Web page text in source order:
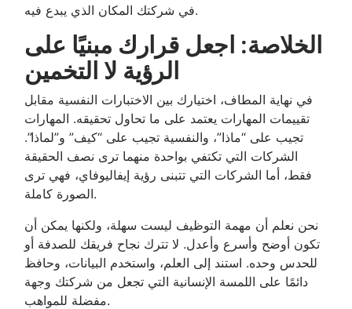
في شركتك المكان الذي يبدع فيه.
الخلاصة: اجعل قرارك مبنيًا على
الرؤية لا التخمين
في نهاية المطاف، اختيارك بين الاختبارات النفسية مقابل
تقييمات المهارات يعتمد على ما تحاول تحقيقه. المهارات
تجيب على “ماذا”، والنفسية تجيب على “كيف” و”لماذا”.
الشركات التي تكتفي بواحدة منهما ترى نصف الحقيقة
فقط، أما الشركات التي تتبنى رؤية إيفاليوفاي، فهي ترى
الصورة كاملة.
نحن نعلم أن مهمة التوظيف ليست سهلة، ولكنها يمكن أن
تكون أوضح وأسرع وأعدل. لا تترك نجاح فريقك للصدفة أو
للحدس وحده. استند إلى العلم، واستخدم البيانات، وحافظ
دائمًا على اللمسة الإنسانية التي تجعل من شركتك وجهة
مفضلة للمواهب.